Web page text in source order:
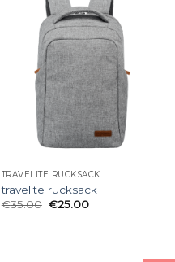
TRAVELITE RUCKSACK
travelite rucksack
€35.00 €25.00